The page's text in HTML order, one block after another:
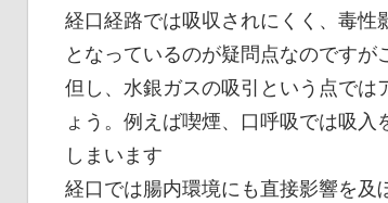
経口経路では吸収されにくく、毒性
となっているのが疑問点なのですが
但し、水銀ガスの吸引という点では
ょう。例えば喫煙、口呼吸では吸
しまいます
経口では腸内環境にも直接影響を及